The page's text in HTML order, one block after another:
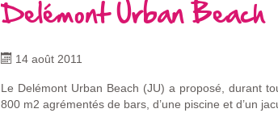
Delémont Urban Beach
14 août 2011
Le Delémont Urban Beach (JU) a proposé, durant
800 m2 agrémentés de bars, d’une piscine et d’un